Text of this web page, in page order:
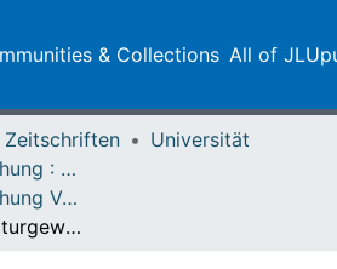
& Collections All of
Zeitschriften
Universität
Spiegel der Forschung : Wissenschaftsmagazin
Spiegel der Forschung Vol. 17 (2000) Heft 2
Leben mit den Naturgewalten : Ein kühler Blick auf die Gefahr der Magmen und Meteorite